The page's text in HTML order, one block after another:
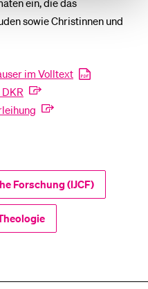
sowie Christinnen und
im Volltext
Forschung (IJCF)